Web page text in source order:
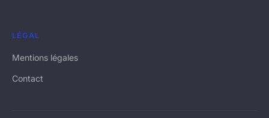
LÉGAL
Mentions légales
Contact